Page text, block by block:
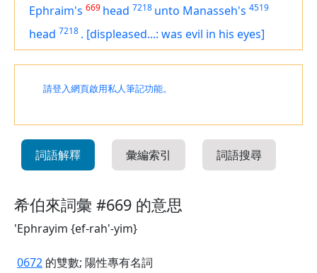
Ephraim's 669 head 7218 unto Manasseh's 4519
head 7218 . [displeased...: was evil in his eyes]
請登入網頁啟用私人筆記功能。
詞語解釋 彙編索引 詞語搜尋
希伯來詞彙 #669 的意思
'Ephrayim {ef-rah'-yim}
0672 的雙數; 陽性專有名詞